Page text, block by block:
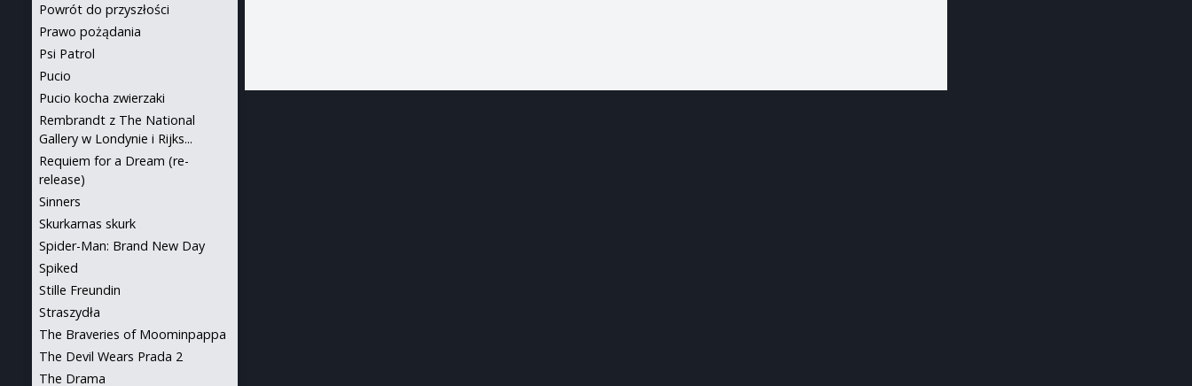
Powrót do przyszłości
Prawo pożądania
Psi Patrol
Pucio
Pucio kocha zwierzaki
Rembrandt z The National
Gallery w Londynie i Rijks...
Requiem for a Dream (re-
release)
Sinners
Skurkarnas skurk
Spider-Man: Brand New Day
Spiked
Stille Freundin
Straszydła
The Braveries of Moominpappa
The Devil Wears Prada 2
The Drama